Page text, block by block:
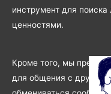
инструмент для
ценностями.
Кроме того, мы
для общения с